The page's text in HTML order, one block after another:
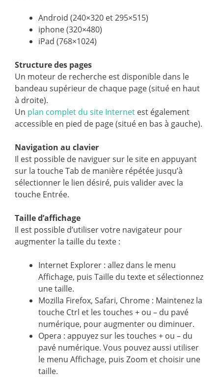
Android (240×320 et 295×515)
iphone (320×480)
iPad (768×1024)
Structure des pages
Un moteur de recherche est disponible dans le
bandeau supérieur de chaque page (situé en haut
à droite).
Un plan complet du site Internet est également
accessible en pied de page (situé en bas à gauche).
Navigation au clavier
Il est possible de naviguer sur le site en appuyant
sur la touche Tab de manière répétée jusqu’à
sélectionner le lien désiré, puis valider avec la
touche Entrée.
Taille d’affichage
Il est possible d’utiliser votre navigateur pour
augmenter la taille du texte :
Internet Explorer : allez dans le menu
Affichage, puis Taille du texte et sélectionnez
une taille.
Mozilla Firefox, Safari, Chrome : Maintenez la
touche Ctrl et les touches + ou – du pavé
numérique, pour augmenter ou diminuer.
Opera : appuyez sur les touches + ou – du
pavé numérique. Vous pouvez aussi utiliser
le menu Affichage, puis Zoom et choisir une
taille.